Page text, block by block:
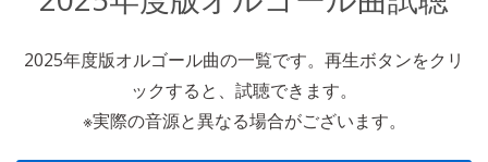
2025年度版オルゴール曲の一覧です。再生ボタンをクリ
ックすると、試聴できます。
※実際の音源と異なる場合がございます。